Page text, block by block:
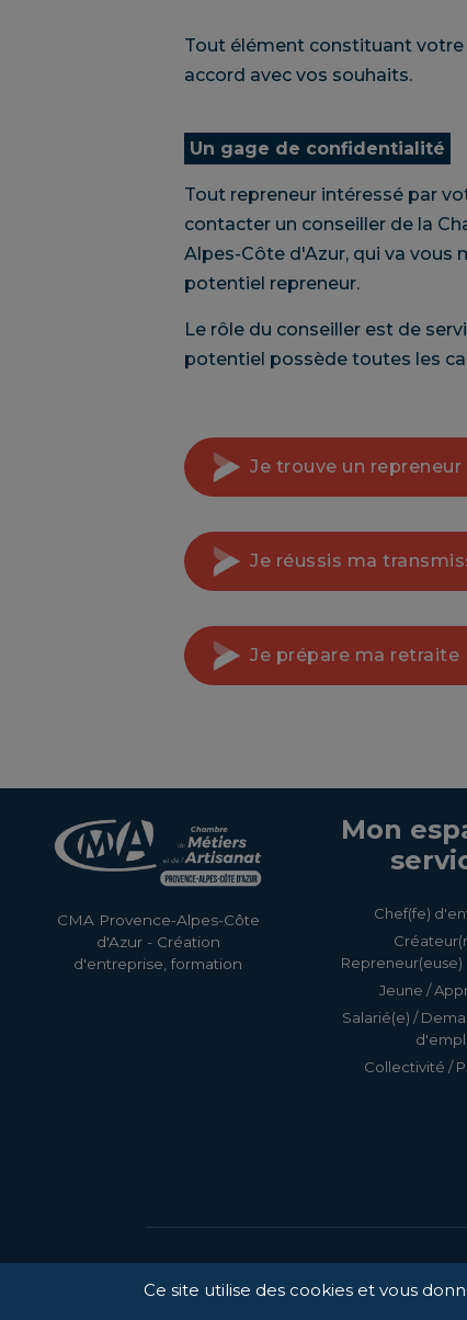
Tout élément constituant votre
accord avec vos souhaits.
Un gage de confidentialité
Tout repreneur intéressé par
contacter un conseiller de la
Alpes-Côte d'Azur, qui va vous
potentiel repreneur.
Le rôle du conseiller est de
potentiel possède toutes les
Je trouve un repreneur
Je réussis ma
Je prépare ma retraite
CMA Provence-Alpes-Côte
d'Azur - Création
d'entreprise, formation
Mon
Chef(fe)
Jeune /
Salarié(e) /
Collectivité /
Ce site utilise des cookies et vous